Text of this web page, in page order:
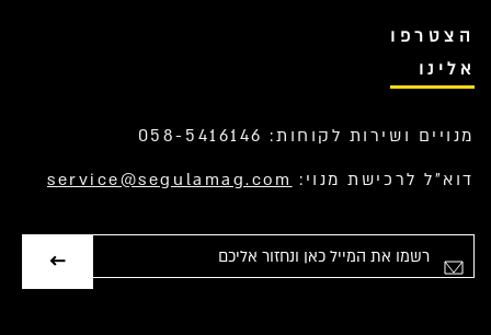
הצטרפו
אלינו
מנויים ושירות לקוחות: 058-5416146
דוא”ל לרכישת מנוי: service@segulamag.com
אימייל